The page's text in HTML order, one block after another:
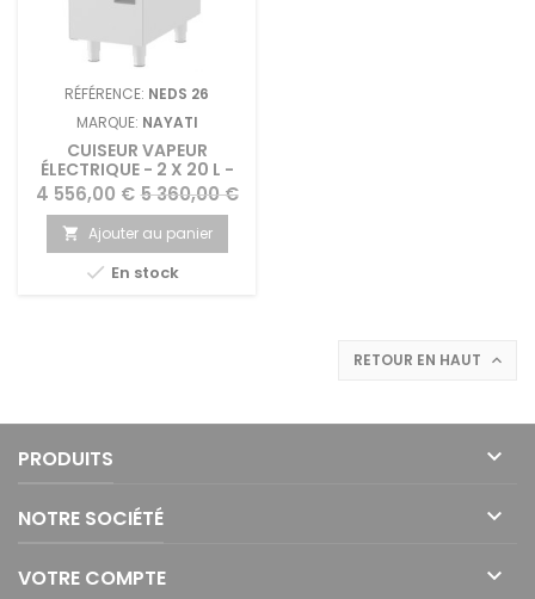
RÉFÉRENCE: NEDS 26
MARQUE: NAYATI
CUISEUR VAPEUR
ÉLECTRIQUE - 2 X 20 L -
NAYATI
Prix
4 556,00 € Prix
de
base
5 360,00 €
 Ajouter au panier
 En stock
RETOUR EN HAUT 
PRODUITS 
NOTRE SOCIÉTÉ 
VOTRE COMPTE 